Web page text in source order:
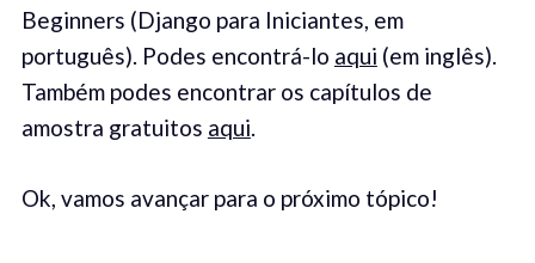
Beginners (Django para Iniciantes, em
português). Podes encontrá-lo aqui (em inglês).
Também podes encontrar os capítulos de
amostra gratuitos aqui.
Ok, vamos avançar para o próximo tópico!